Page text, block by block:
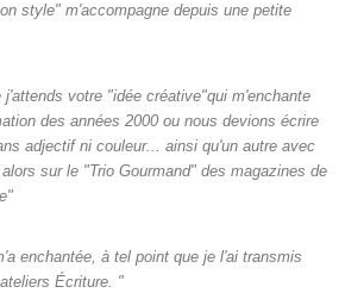
style" m'accompagne depuis une petite
j'attends votre "idée créative"qui m'enchante
des années 2000 ou nous devions écrire
adjectif ni couleur... ainsi qu'un autre avec
sur le "Trio Gourmand" des magazines de
enchantée, à tel point que je l'ai transmis
Écriture. "